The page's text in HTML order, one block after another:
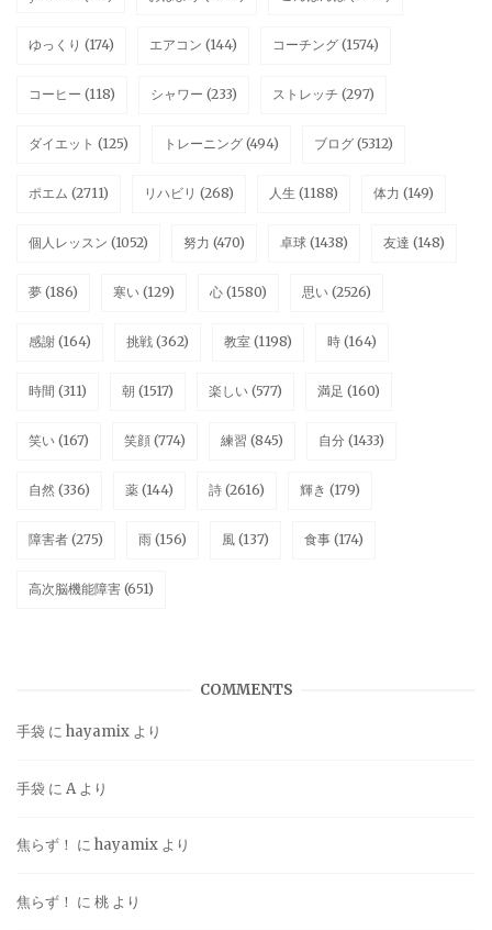
ゆっくり (174) エアコン (144) コーチング (1574)
コーヒー (118) シャワー (233) ストレッチ (297)
ダイエット (125) トレーニング (494) ブログ (5312)
ポエム (2711) リハビリ (268) 人生 (1188) 体力 (149)
個人レッスン (1052) 努力 (470) 卓球 (1438) 友達 (148)
夢 (186) 寒い (129) 心 (1580) 思い (2526)
感謝 (164) 挑戦 (362) 教室 (1198) 時 (164)
時間 (311) 朝 (1517) 楽しい (577) 満足 (160)
笑い (167) 笑顔 (774) 練習 (845) 自分 (1433)
自然 (336) 薬 (144) 詩 (2616) 輝き (179)
障害者 (275) 雨 (156) 風 (137) 食事 (174)
高次脳機能障害 (651)
COMMENTS
手袋 に hayamix より
手袋 に Aより
焦らず！ に hayamix より
焦らず！ に 桃 より